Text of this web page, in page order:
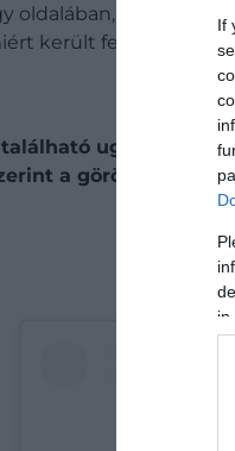
If
in
oldalában, 700
került fel az ENSZ
ugyanis a
a görög istenek